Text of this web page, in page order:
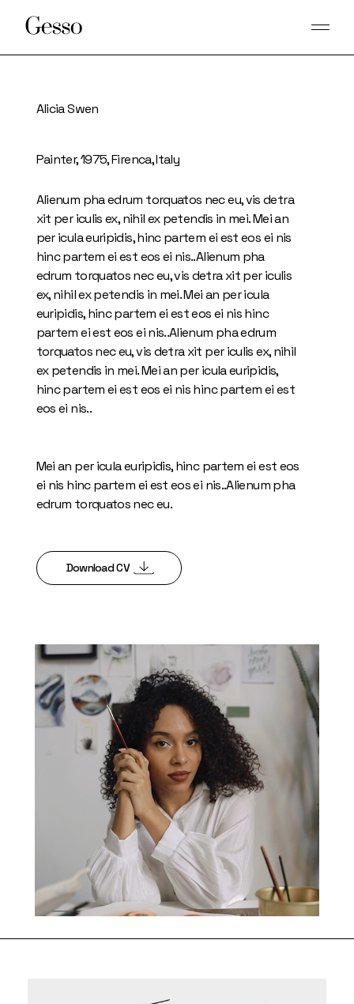
Alicia Swen
Painter, 1975, Firenca, Italy
Alienum pha edrum torquatos nec eu, vis detra
xit per iculis ex, nihil ex petendis in mei. Mei an
per icula euripidis, hinc partem ei est eos ei nis
hinc partem ei est eos ei nis..Alienum pha
edrum torquatos nec eu, vis detra xit per iculis
ex, nihil ex petendis in mei. Mei an per icula
euripidis, hinc partem ei est eos ei nis hinc
partem ei est eos ei nis..Alienum pha edrum
torquatos nec eu, vis detra xit per iculis ex, nihil
ex petendis in mei. Mei an per icula euripidis,
hinc partem ei est eos ei nis hinc partem ei est
eos ei nis..
Mei an per icula euripidis, hinc partem ei est eos
ei nis hinc partem ei est eos ei nis..Alienum pha
edrum torquatos nec eu.
Download CV